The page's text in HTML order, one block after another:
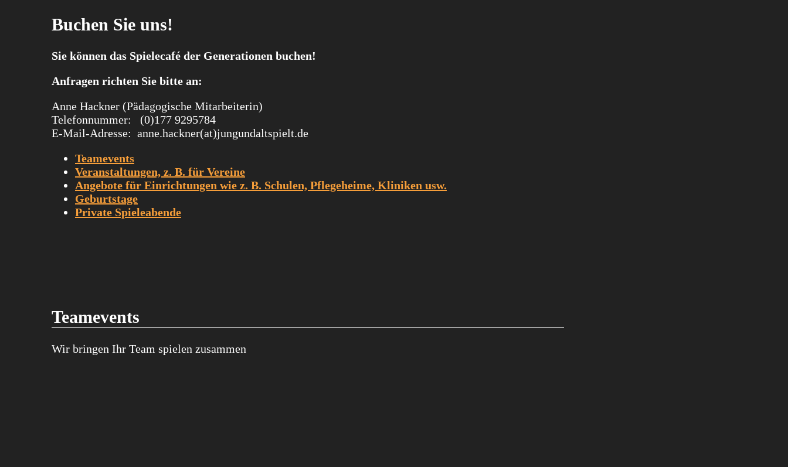
Buchen Sie uns!
Sie können das Spielecafé der Generationen buchen!
Anfragen richten Sie bitte an:
Anne Hackner (Pädagogische Mitarbeiterin)
Telefonnummer: (0)177 9295784
E-Mail-Adresse: anne.hackner(at)jungundaltspielt.de
Teamevents
Veranstaltungen, z. B. für Vereine
Angebote für Einrichtungen wie z. B. Schulen, Pflegeheime, Kliniken usw.
Geburtstage
Private Spieleabende
Teamevents
Wir bringen Ihr Team spielen zusammen